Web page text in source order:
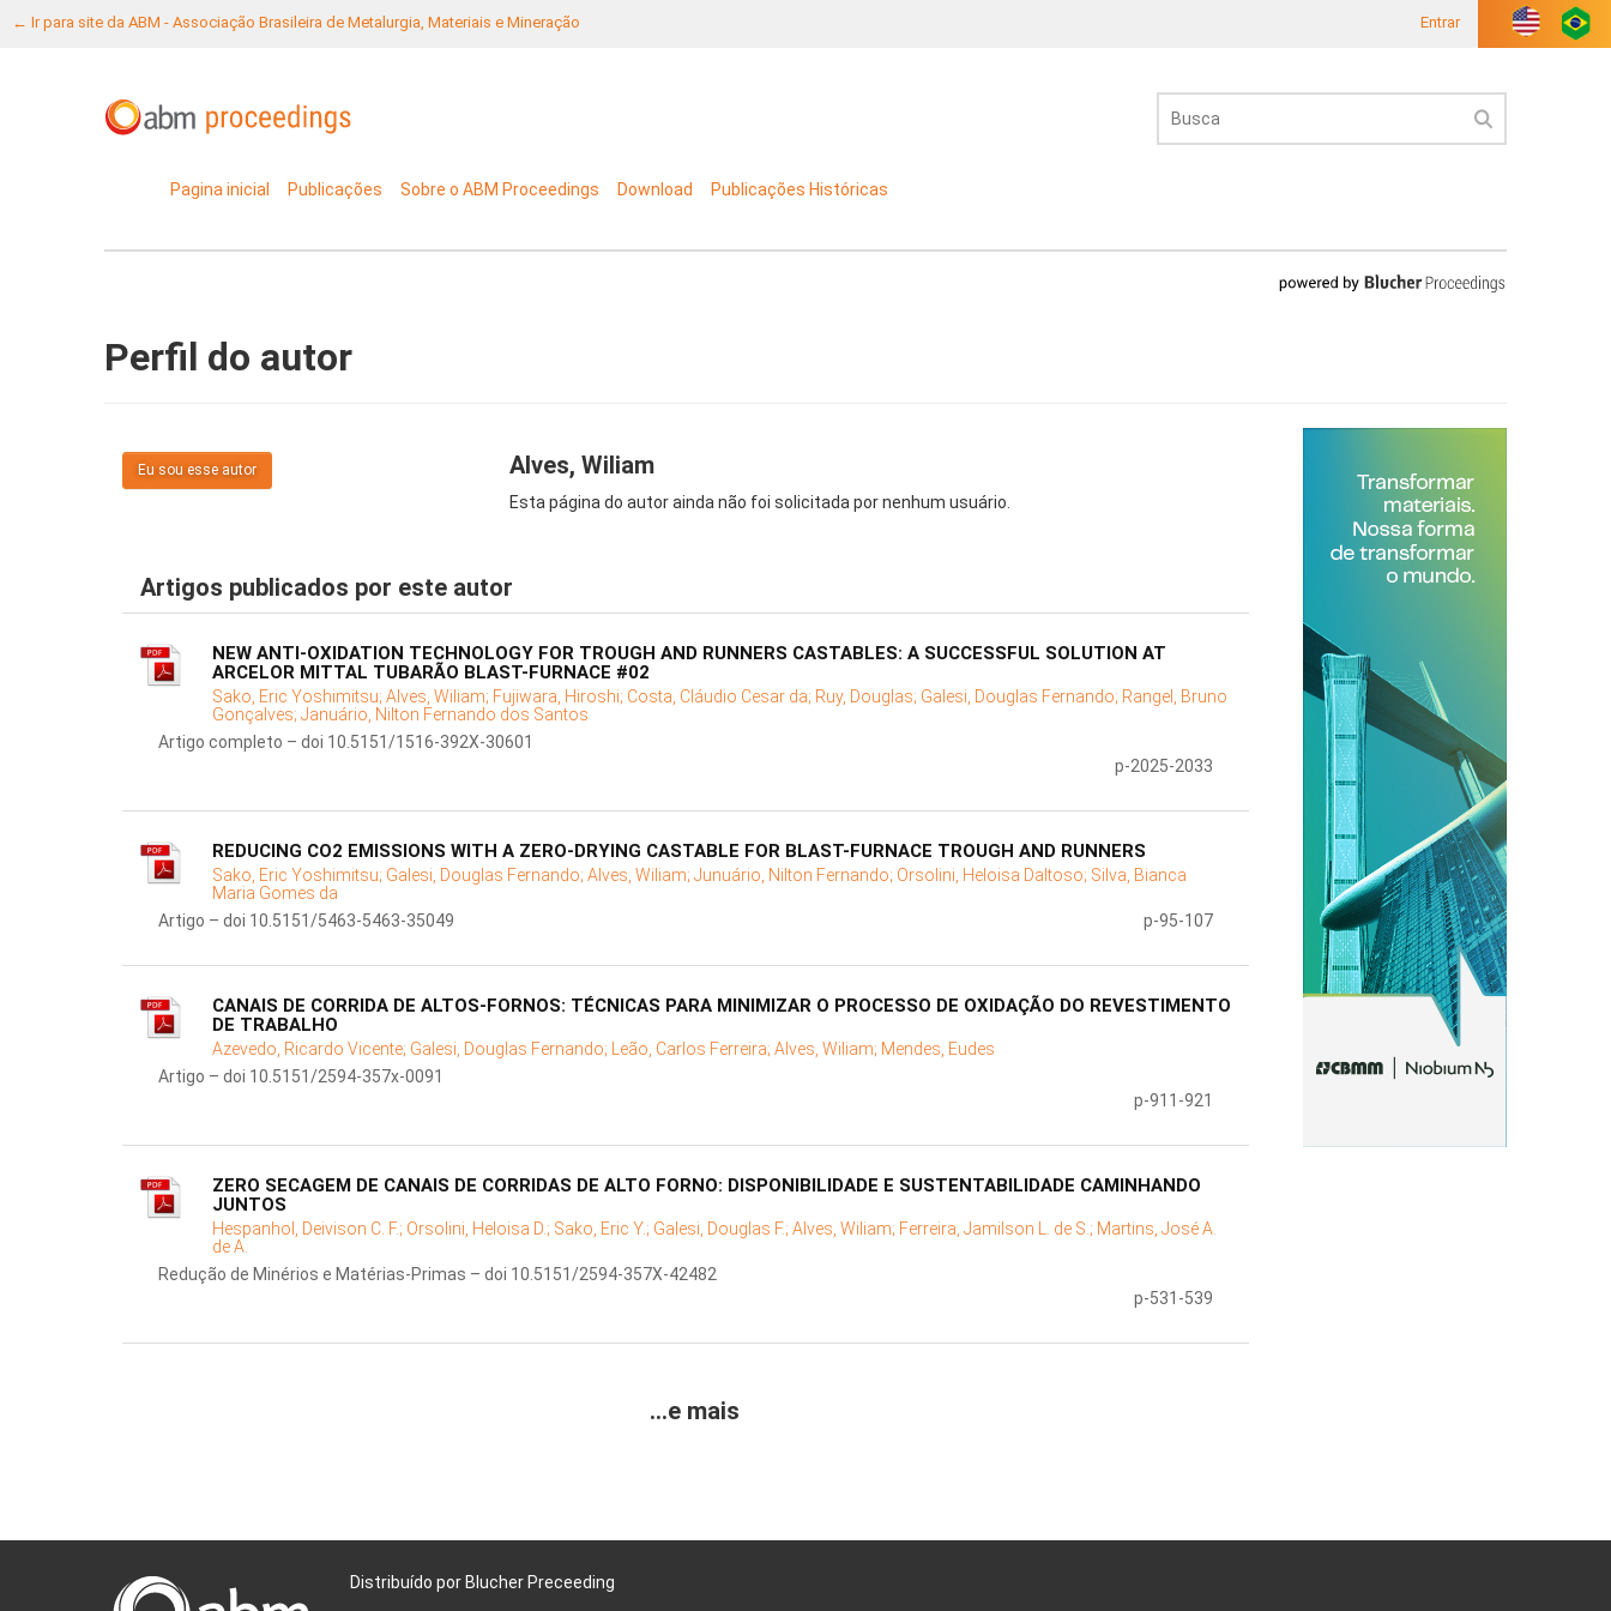
← Ir para site da ABM - Associação Brasileira de Metalurgia, Materiais e Mineração Entrar
Pagina inicial Publicações Sobre o ABM Proceedings Download Publicações Históricas
Perfil do autor
Eu sou esse autor Alves, Wiliam
Esta página do autor ainda não foi solicitada por nenhum usuário.
Artigos publicados por este autor
NEW ANTI-OXIDATION TECHNOLOGY FOR TROUGH AND RUNNERS CASTABLES: A SUCCESSFUL SOLUTION AT
ARCELOR MITTAL TUBARÃO BLAST-FURNACE #02
Sako, Eric Yoshimitsu; Alves, Wiliam; Fujiwara, Hiroshi; Costa, Cláudio Cesar da; Ruy, Douglas; Galesi, Douglas Fernando; Rangel, Bruno
Gonçalves; Januário, Nilton Fernando dos Santos
Artigo completo – doi 10.5151/1516-392X-30601
p-2025-2033
REDUCING CO2 EMISSIONS WITH A ZERO-DRYING CASTABLE FOR BLAST-FURNACE TROUGH AND RUNNERS
Sako, Eric Yoshimitsu; Galesi, Douglas Fernando; Alves, Wiliam; Junuário, Nilton Fernando; Orsolini, Heloisa Daltoso; Silva, Bianca
Maria Gomes da
Artigo – doi 10.5151/5463-5463-35049
p-95-107
CANAIS DE CORRIDA DE ALTOS-FORNOS: TÉCNICAS PARA MINIMIZAR O PROCESSO DE OXIDAÇÃO DO REVESTIMENTO
DE TRABALHO
Azevedo, Ricardo Vicente; Galesi, Douglas Fernando; Leão, Carlos Ferreira; Alves, Wiliam; Mendes, Eudes
Artigo – doi 10.5151/2594-357x-0091
p-911-921
ZERO SECAGEM DE CANAIS DE CORRIDAS DE ALTO FORNO: DISPONIBILIDADE E SUSTENTABILIDADE CAMINHANDO
JUNTOS
Hespanhol, Deivison C. F.; Orsolini, Heloisa D.; Sako, Eric Y.; Galesi, Douglas F.; Alves, Wiliam; Ferreira, Jamilson L. de S.; Martins, José A.
de A.
Redução de Minérios e Matérias-Primas – doi 10.5151/2594-357X-42482
p-531-539
...e mais
Distribuído por Blucher Preceeding